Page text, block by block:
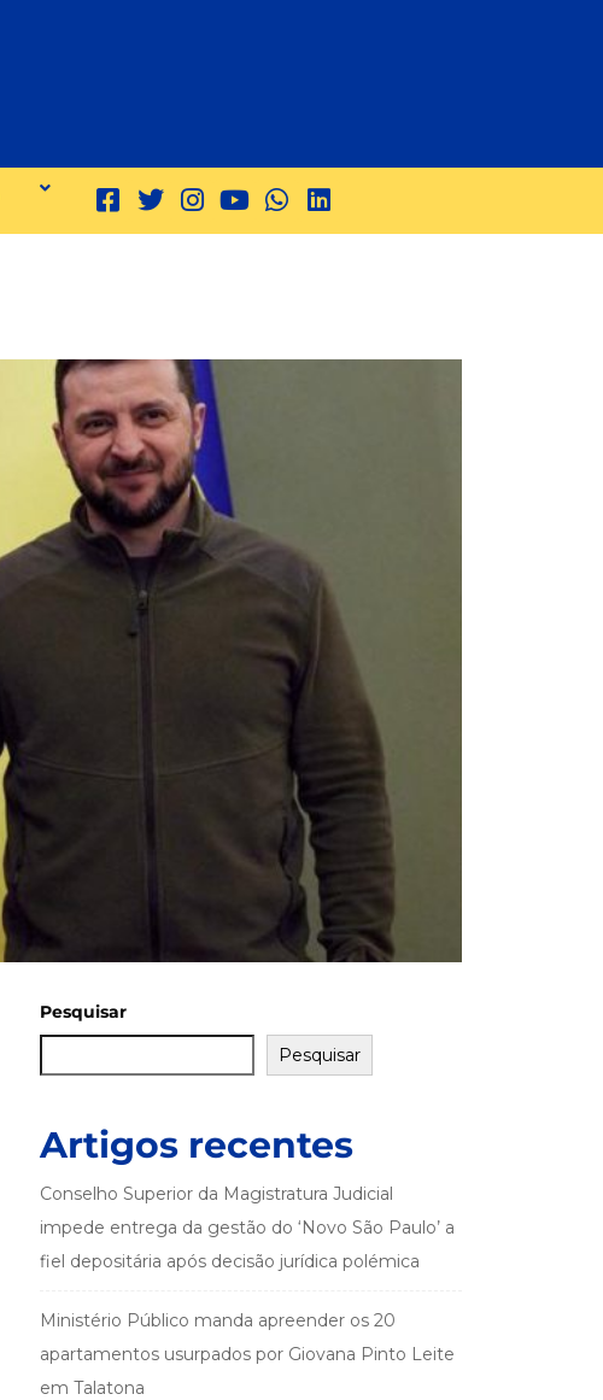
Pesquisar
Pesquisar
Artigos recentes
Conselho Superior da Magistratura Judicial
impede entrega da gestão do ‘Novo São Paulo’ a
fiel depositária após decisão jurídica polémica
Ministério Público manda apreender os 20
apartamentos usurpados por Giovana Pinto Leite
em Talatona